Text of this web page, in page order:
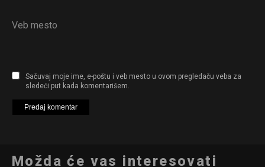
Veb mesto
Sačuvaj moje ime, e-poštu i veb mesto u ovom pregledaču veba za
sledeći put kada komentarišem.
Možda će vas interesovati